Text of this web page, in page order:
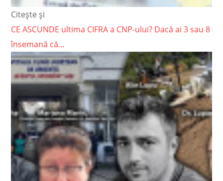
Citește și
CE ASCUNDE ultima CIFRA a CNP-ului? Dacă ai 3 sau 8
însemană că...